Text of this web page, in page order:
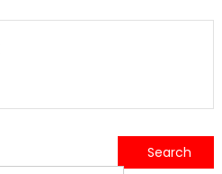
नैनीताल में सख्त सुरक्षा घेरा: एक्सेस कंट्रोल से लेकर QRT तक तैनात….